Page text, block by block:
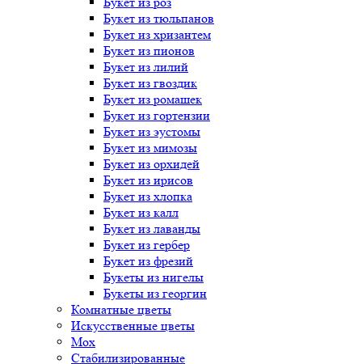
Букет из тюльпанов
Букет из хризантем
Букет из пионов
Букет из лилий
Букет из гвоздик
Букет из ромашек
Букет из гортензии
Букет из эустомы
Букет из мимозы
Букет из орхидей
Букет из ирисов
Букет из хлопка
Букет из калл
Букет из лаванды
Букет из гербер
Букет из фрезий
Букеты из нигелы
Букеты из георгин
Комнатные цветы
Искусственные цветы
Мох
Стабилизированные